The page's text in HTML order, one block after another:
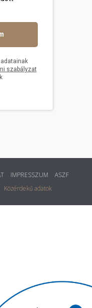
IMPRESSZUM
ASZF
Közérdekű adatok